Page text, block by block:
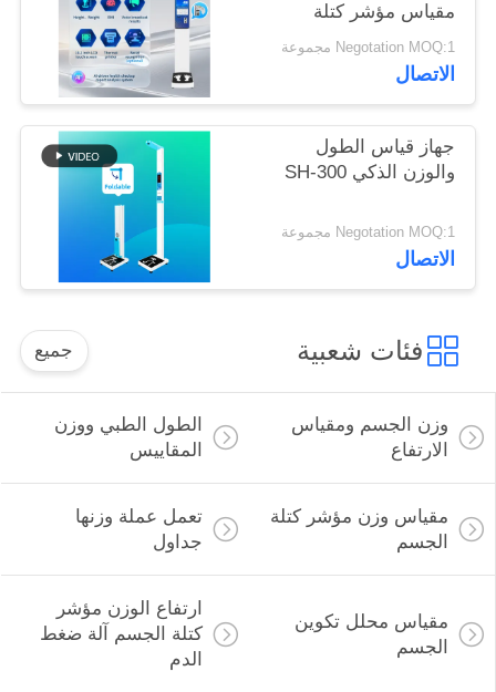
مقياس مؤشر كتلة
الجسم
Negotation MOQ:1 مجموعة
الاتصال
جهاز قياس الطول
والوزن الذكي SH-300
Negotation MOQ:1 مجموعة
الاتصال
فئات شعبية جميع
وزن الجسم ومقياس
الارتفاع
الطول الطبي ووزن
المقاييس
مقياس وزن مؤشر كتلة
الجسم
تعمل عملة وزنها
جداول
مقياس محلل تكوين
الجسم
ارتفاع الوزن مؤشر
كتلة الجسم آلة ضغط
الدم